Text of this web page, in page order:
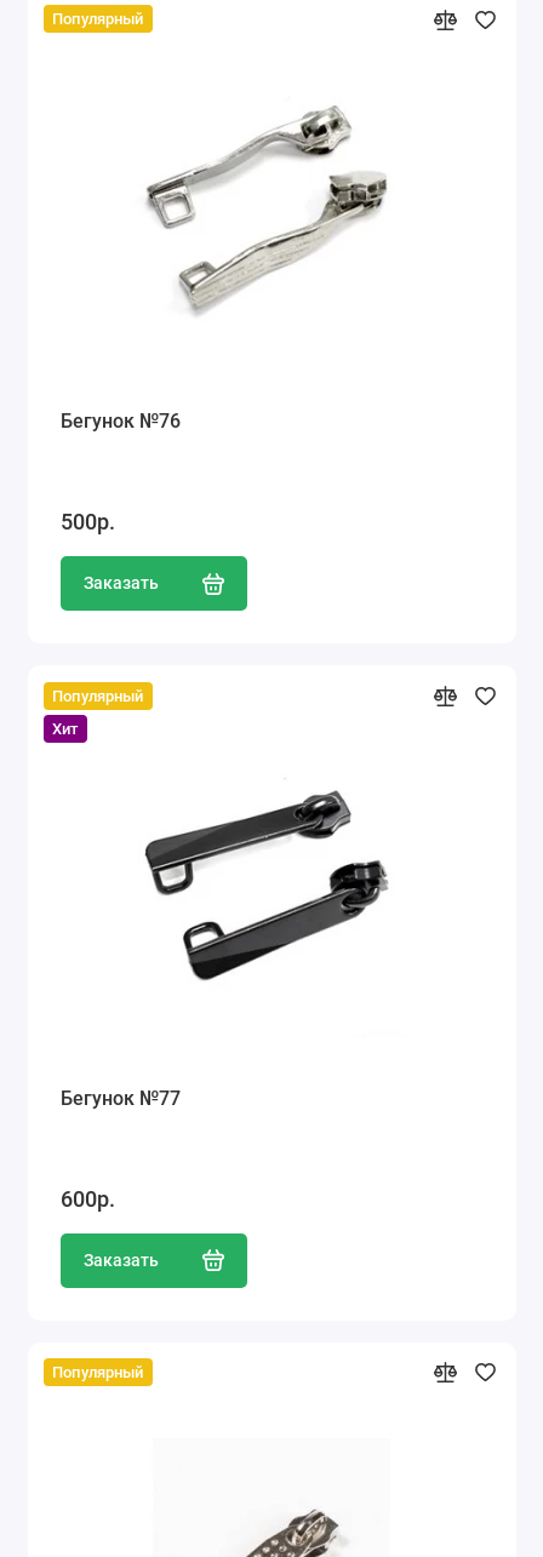
Популярный
Бегунок №76
500р.
Заказать
Популярный
Хит
Бегунок №77
600р.
Заказать
Популярный